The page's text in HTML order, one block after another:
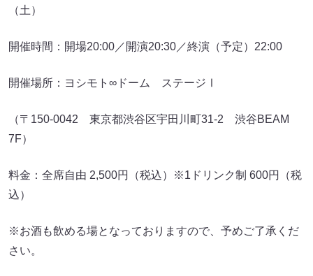
（土）
開催時間：開場20:00／開演20:30／終演（予定）22:00
開催場所：ヨシモト∞ドーム ステージⅠ
（〒150-0042 東京都渋谷区宇田川町31-2 渋谷BEAM
7F）
料金：全席自由 2,500円（税込）※1ドリンク制 600円（税
込）
※お酒も飲める場となっておりますので、予めご了承くだ
さい。